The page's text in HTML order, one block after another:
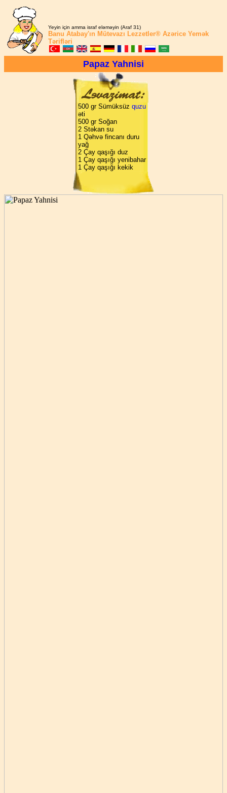
Yeyin için amma israf eləməyin (Araf 31)
Banu Atabay'ın Mütevazı Lezzetler® Azərice Yemək
Tərifləri
Papaz Yahnisi
500 gr Sümüksüz quzu
əti
500 gr Soğan
2 Stəkan su
1 Qəhvə fincanı duru
yağ
2 Çay qaşığı duz
1 Çay qaşığı yenibahar
1 Çay qaşığı kekik